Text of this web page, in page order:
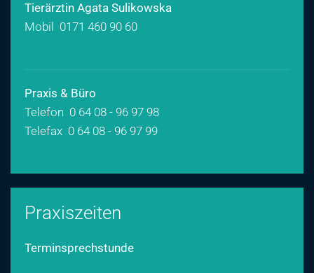
Tierärztin Agata Sulikowska
Mobil 0171 460 90 60
Praxis & Büro
Telefon 0 64 08 - 96 97 98
Telefax 0 64 08 - 96 97 99
Praxiszeiten
Terminsprechstunde